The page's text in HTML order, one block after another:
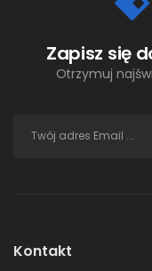
Zapisz się
Otrzymuj
Kontakt